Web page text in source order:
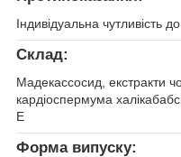
Індивідуальна чутливість
Склад:
Мадекассосид, екстракти
кардіоспермума
Е
Форма випуску: